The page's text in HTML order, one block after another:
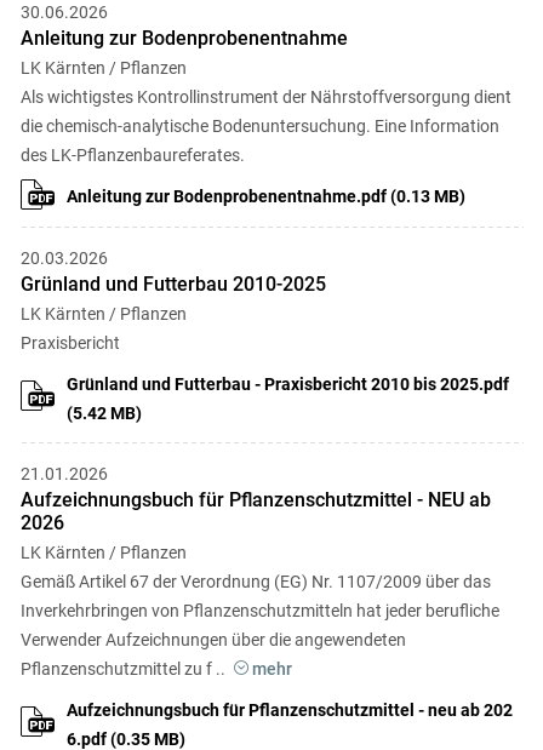
Anleitung zur Bodenprobenentnahme
LK Kärnten / Pflanzen
Als wichtigstes Kontrollinstrument der Nährstoffversorgung dient
die chemisch-analytische Bodenuntersuchung. Eine Information
des LK-Pflanzenbaureferates.
Anleitung zur Bodenprobenentnahme.pdf (0.13 MB)
30.06.2026
Grünland und Futterbau 2010-2025
LK Kärnten / Pflanzen
Praxisbericht
Grünland und Futterbau - Praxisbericht 2010 bis 2025.pdf
(5.42 MB)
20.03.2026
Aufzeichnungsbuch für Pflanzenschutzmittel - NEU ab
2026
LK Kärnten / Pflanzen
Gemäß Artikel 67 der Verordnung (EG) Nr. 1107/2009 über das
Inverkehrbringen von Pflanzenschutzmitteln hat jeder berufliche
Verwender Aufzeichnungen über die angewendeten
Pflanzenschutzmittel zu f ..
Aufzeichnungsbuch für Pflanzenschutzmittel - neu ab 202
6.pdf (0.35 MB)
21.01.2026